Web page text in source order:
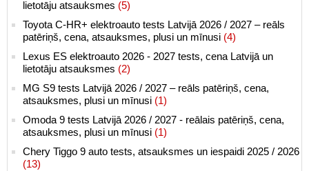
lietotāju atsauksmes (5)
Toyota C-HR+ elektroauto tests Latvijā 2026 / 2027 – reāls
patēriņš, cena, atsauksmes, plusi un mīnusi (4)
Lexus ES elektroauto 2026 - 2027 tests, cena Latvijā un
lietotāju atsauksmes (2)
MG S9 tests Latvijā 2026 / 2027 – reāls patēriņš, cena,
atsauksmes, plusi un mīnusi (1)
Omoda 9 tests Latvijā 2026 / 2027 - reālais patēriņš, cena,
atsauksmes, plusi un mīnusi (1)
Chery Tiggo 9 auto tests, atsauksmes un iespaidi 2025 / 2026
(13)